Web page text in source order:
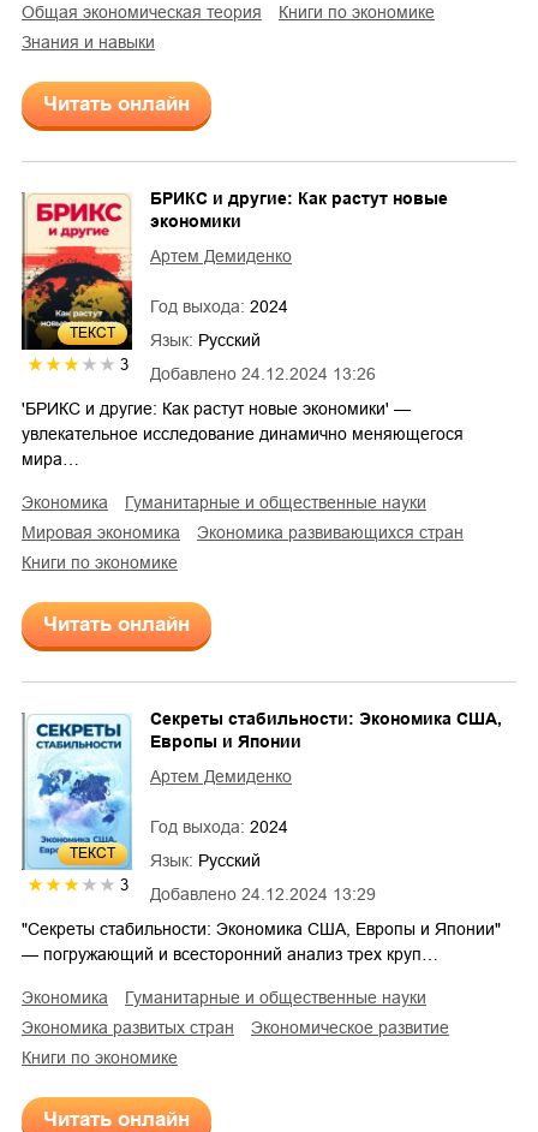
общая экономическая теория
книги по экономике
знания и навыки
Читать онлайн
ТЕКСТ
3 Добавлено 24.12.2024 13:26
БРИКС и другие: Как растут новые
экономики
Артем Демиденко
Год выхода: 2024
Язык: Русский
'БРИКС и другие: Как растут новые экономики' —
увлекательное исследование динамично меняющегося
мира…
экономика
гуманитарные и общественные науки
мировая экономика
экономика развивающихся стран
книги по экономике
Читать онлайн
ТЕКСТ
3 Добавлено 24.12.2024 13:29
Секреты стабильности: Экономика США,
Европы и Японии
Артем Демиденко
Год выхода: 2024
Язык: Русский
"Секреты стабильности: Экономика США, Европы и Японии"
— погружающий и всесторонний анализ трех круп…
экономика
гуманитарные и общественные науки
экономика развитых стран
экономическое развитие
книги по экономике
Читать онлайн